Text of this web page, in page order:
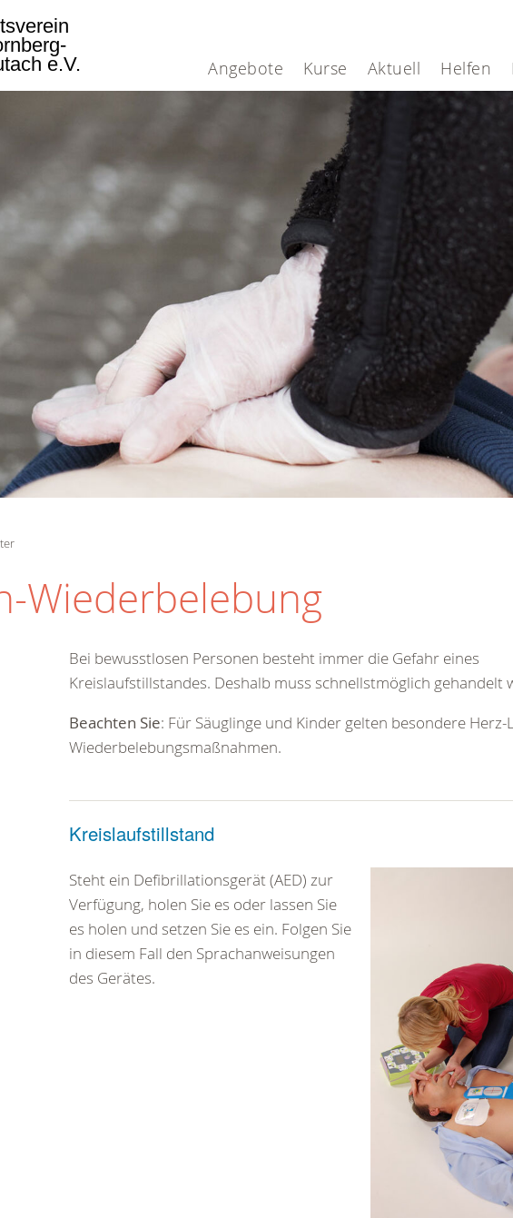
Angebote Kurse Aktuell Helfen
e.V.
Wiederbelebung
Bei bewusstlosen Personen besteht immer die Gefahr eines
Kreislaufstillstandes. Deshalb muss schnellstmöglich gehandelt
Beachten Sie: Für Säuglinge und Kinder gelten besondere Herz-
Wiederbelebungsmaßnahmen.
Kreislaufstillstand
Steht ein Defibrillationsgerät (AED) zur
Verfügung, holen Sie es oder lassen Sie
es holen und setzen Sie es ein. Folgen Sie
in diesem Fall den Sprachanweisungen
des Gerätes.